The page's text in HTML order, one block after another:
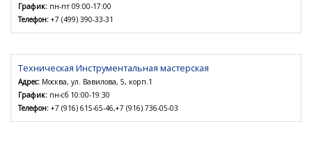
График: пн-пт 09:00-17:00
Телефон: +7 (499) 390-33-31
Техническая Инструментальная мастерская
Адрес: Москва, ул. Вавилова, 5, корп.1
График: пн-сб 10:00-19:30
Телефон: +7 (916) 615-65-46,+7 (916) 736-05-03